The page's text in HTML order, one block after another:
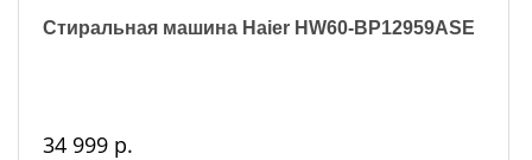
Стиральная машина Haier HW60-BP12959ASE
34 999 р.